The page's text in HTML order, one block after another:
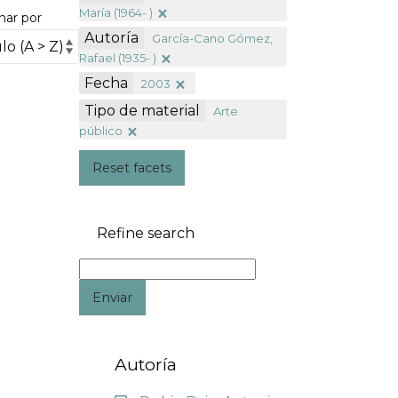
por María (1964- )
Autoría
García-Cano Gómez,
Rafael (1935- )
Fecha 2003
Tipo de material
Arte
público
Reset facets
Refine search
Enviar
Autoría